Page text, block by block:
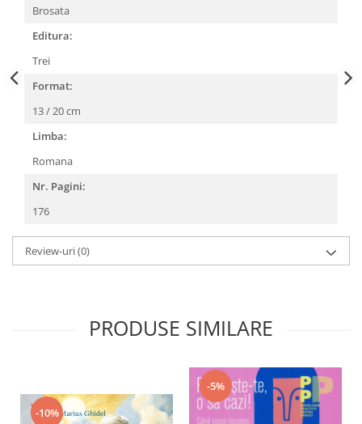
Brosata
Editura:
Trei
Format:
13 / 20 cm
Limba:
Romana
Nr. Pagini:
176
Review-uri(0)
PRODUSE SIMILARE
-10%
-5%